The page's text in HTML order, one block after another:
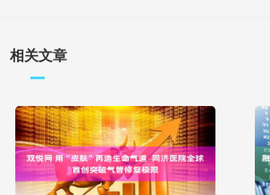
相关文章